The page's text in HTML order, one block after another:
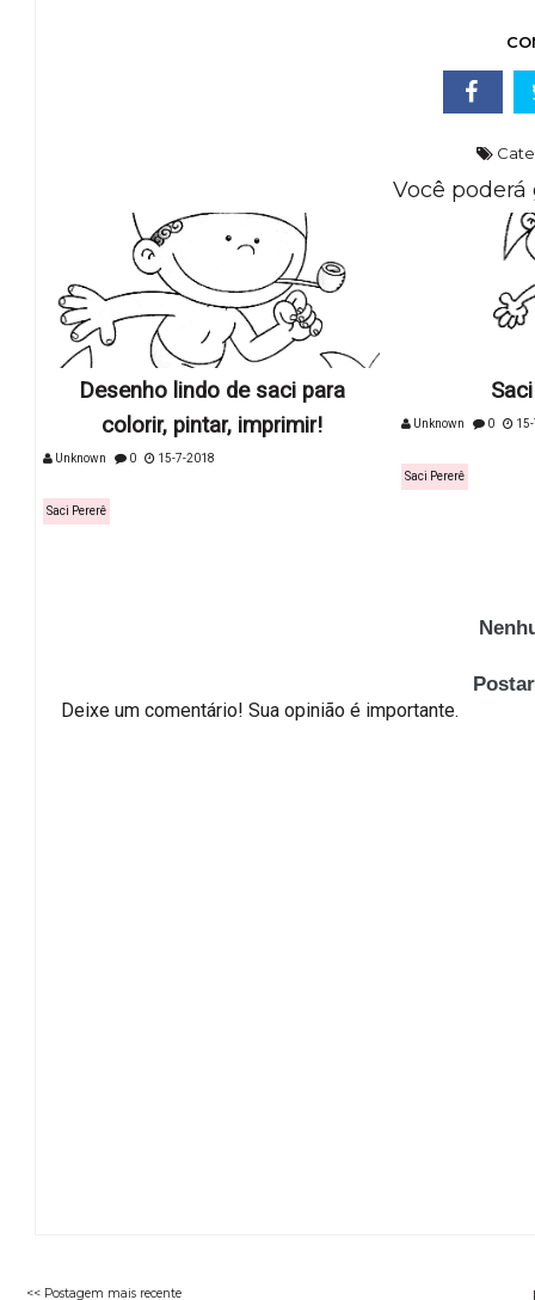
Você
Desenho lindo de saci para
colorir, pintar, imprimir!
Unknown 0 15-7-2018
Saci Pererê
Unknown 0 15-
Saci Pererê
Deixe um comentário! Sua opinião é importante.
<< Postagem mais recente